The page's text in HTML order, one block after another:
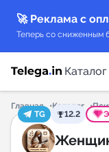
🚀 Реклама с
Теперь со сниженным
Каталог
Каталог
Главная Каталог
TG
12.2